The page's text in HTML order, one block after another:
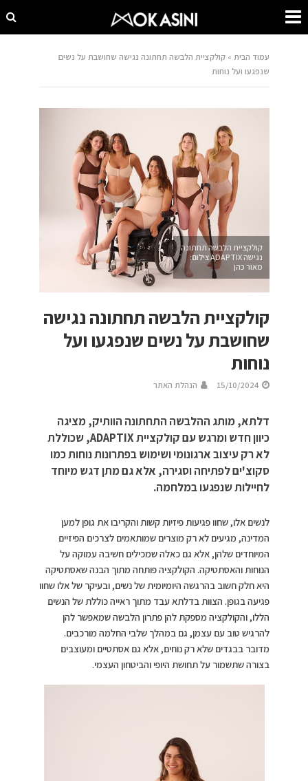
עמוד הבית »קולקציית הלבשה תחתונה נגישה שחושבת על נשים
שנפגעו ועל נוחות
קולקציית הלבשה תחתונה
נגישה ADAPTIX צילום:
מאור כהן
קולקציית הלבשה תחתונה נגישה
שחושבת על נשים שנפגעו ועל
נוחות
15/10/2024 הנהלת האתר
דלתא, מותג ההלבשה התחתונה הוותיק, מציגה
כיוון חדש ומרגש עם קולקציית ADAPTIX, שכוללת
לא רק עיצוב ארגונומי ושימוש בפתרונות נוחות כמו
סקוצ'ים לפתיחה וסגירה, אלא גם מתן דגש מיוחד
לחיילות שנפגעו במלחמה.
לנשים אלו, שחוו פגיעות פיזיות קשות והקריבו את גופן למען
המדינה, מגיעים לא רק מוצרים שמותאמים לצרכים הפיזיים
המיוחדים שלהן, אלא גם כאלה שמכילים חשיבה עמוקה על
הנוחות והאסתטיקה. הקולקציה פותחה מתוך הבנה שאסתטיקה
היא חלק חשוב בהרגשה היומיומית של נשים, ובעיקר של אלו שחוו
פגיעה בגופן. הצוות בדלתא עבד מתוך ראייה כוללת של הנשים
הללו, והקולקציה מספקת להן פתרון הלבשה שמאפשר להן
להרגיש טוב עם עצמן, גם במהלך שלבי החלמה מורכבים.
מדובר בבגדים שלא רק נוחים, אלא גם אסתטיים ומעוצבים
בצורה שתשמור על תחושת היופי והביטחון העצמי.